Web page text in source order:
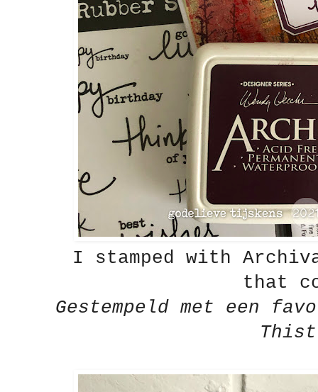
I stamped with
that
Gestempeld met een